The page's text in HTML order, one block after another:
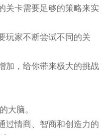
关卡需要足够的策略来实
玩家不断尝试不同的关
加，给你带来极大的挑战
大脑。
过情商、智商和创造力的